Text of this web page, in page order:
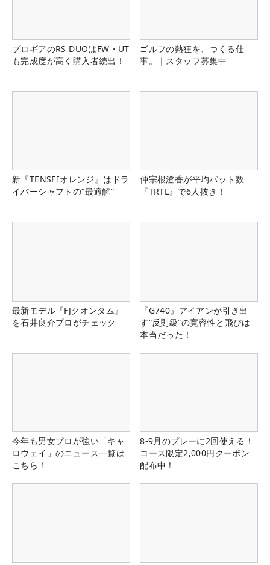
プロギアのRS DUOはFW・UT
も完成度が高く購入者続出！
ゴルフの熱狂を、つくる仕
事。｜スタッフ募集中
新『TENSEIオレンジ』はドラ
イバーシャフトの“最適解”
仲宗根澄香が平均パット数
『TRTL』で6人抜き！
最新モデル『FJクオンタム』
を石井良介プロがチェック
『G740』アイアンが引き出
す“反則級”の寛容性と飛びは
本当だった！
今年も男女プロが強い「キャ
ロウェイ」のニュース一覧は
こちら！
8-9月のプレーに2回使える！
コース限定2,000円クーポン
配布中！